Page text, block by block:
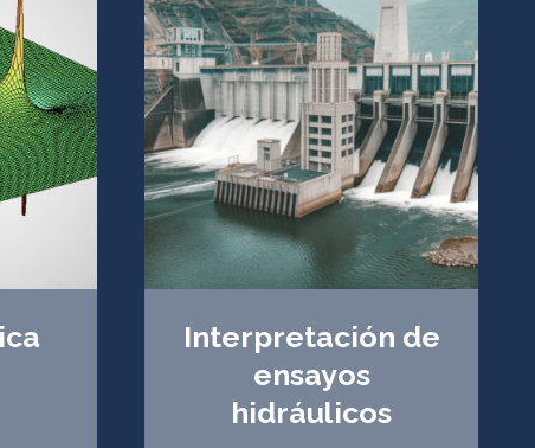
Interpretación de
ensayos
hidráulicos